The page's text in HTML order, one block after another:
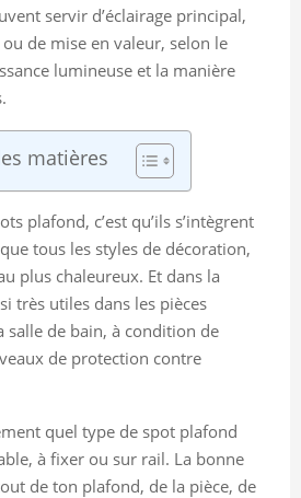
servir d’éclairage principal,
ou de mise en valeur, selon le
lumineuse et la manière
matières
plafond, c’est qu’ils s’intègrent
tous les styles de décoration,
plus chaleureux. Et dans la
très utiles dans les pièces
salle de bain, à condition de
de protection contre
quel type de spot plafond
à fixer ou sur rail. La bonne
de ton plafond, de la pièce, de